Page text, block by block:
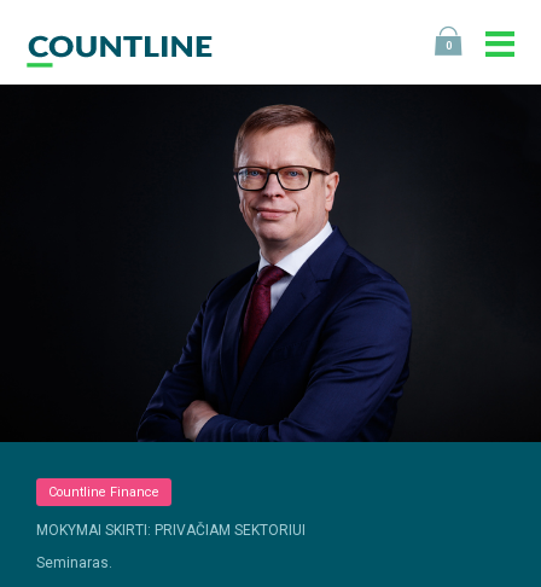
0
Countline Finance
MOKYMAI SKIRTI: PRIVAČIAM SEKTORIUI
Seminaras.